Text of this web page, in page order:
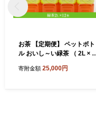
お茶 【定期便】 ペットボト
ル おいし～い緑茶 （ 2L × 1
飲み物 ドリンク ギフト 贈答
寄附金額 25,000円